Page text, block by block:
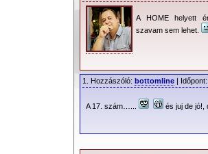
A HOME helyett
szavam sem lehet.
1. Hozzászóló: bottomline |
A 17. szám…... és juj de jó!,